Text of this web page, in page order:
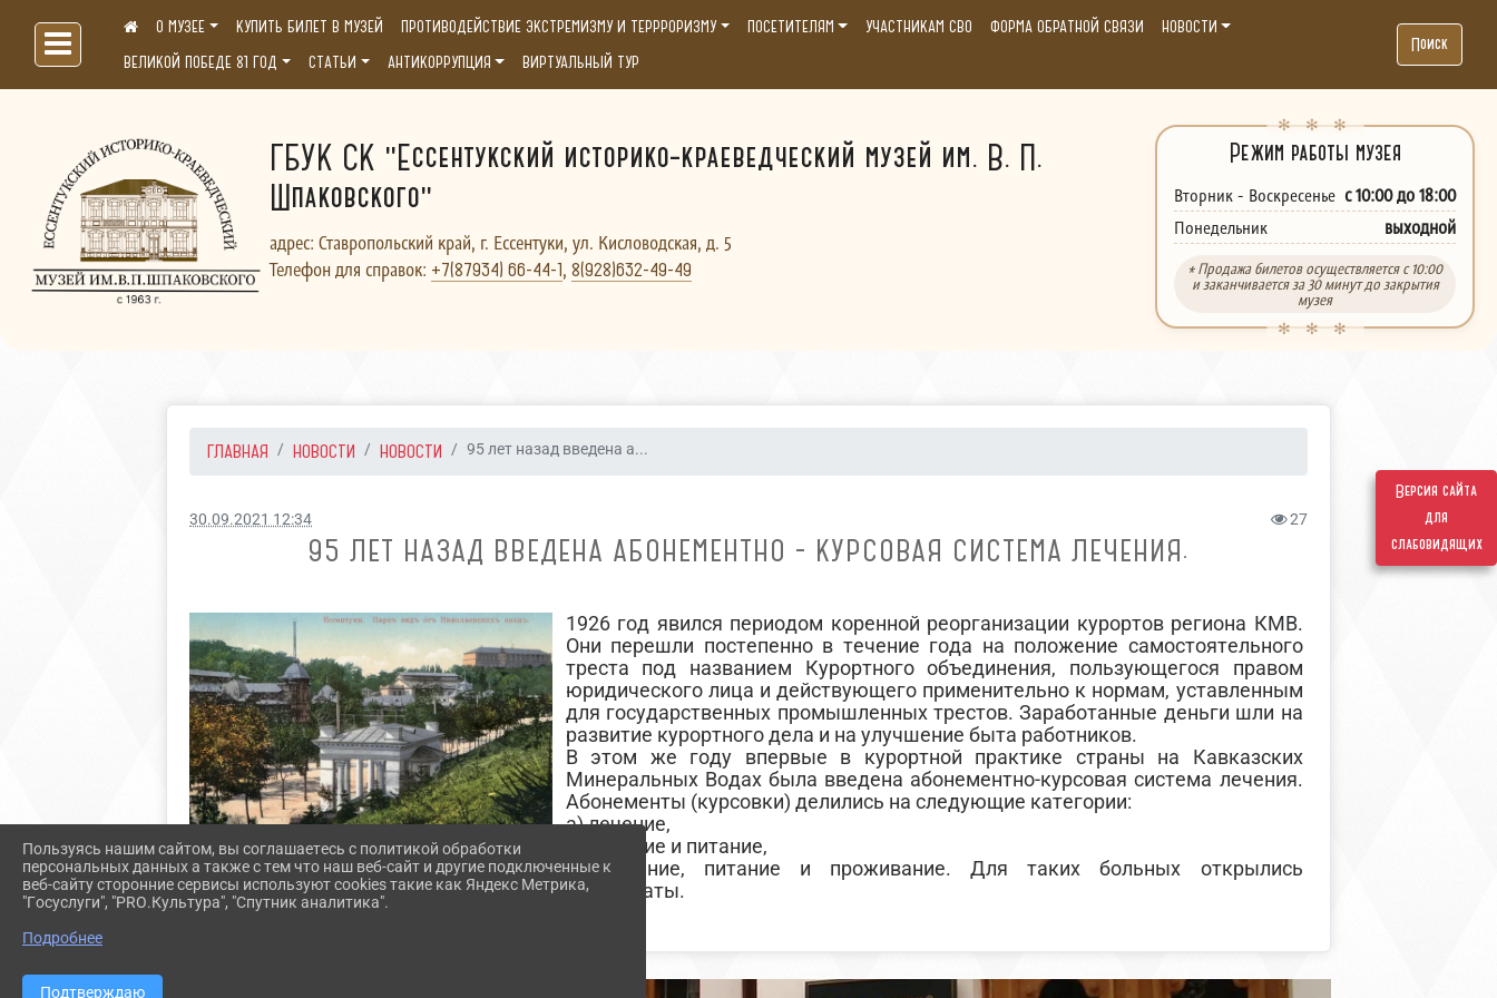
Версия сайта
для
слабовидящих
Больше, чем музей...О МУЗЕЕ КУПИТЬ БИЛЕТ В МУЗЕЙ ПРОТИВОДЕЙСТВИЕ ЭКСТРЕМИЗМУ И ТЕРРРОРИЗМУ ПОСЕТИТЕЛЯМ УЧАСТНИКАМ СВО ФОРМА ОБРАТНОЙ СВЯЗИ
НОВОСТИ
ВЕЛИКОЙ ПОБЕДЕ 81 ГОД
СТАТЬИ АНТИКОРРУПЦИЯ ВИРТУАЛЬНЫЙ ТУР
Поиск
ГБУК СК "Ессентукский историко-краеведческий музей им. В. П.
Шпаковского"
адрес: Ставропольский край, г. Ессентуки, ул. Кисловодская, д. 5
Телефон для справок: +7(87934) 66-44-1, 8(928)632-49-49
Режим работы музея
Вторник - Воскресенье с 10:00 до 18:00
Понедельник выходной
* Продажа билетов осуществляется с 10:00
и заканчивается за 30 минут до закрытия
музея
ГЛАВНАЯ НОВОСТИ НОВОСТИ 95 лет назад введена а...
30.09.2021 12:34 27
95 ЛЕТ НАЗАД ВВЕДЕНА АБОНЕМЕНТНО - КУРСОВАЯ СИСТЕМА ЛЕЧЕНИЯ.
1926 год явился периодом коренной реорганизации курортов региона КМВ.
Они перешли постепенно в течение года на положение самостоятельного
треста под названием Курортного объединения, пользующегося правом
юридического лица и действующего применительно к нормам, уставленным
для государственных промышленных трестов. Заработанные деньги шли на
развитие курортного дела и на улучшение быта работников.
В этом же году впервые в курортной практике страны на Кавказских
Минеральных Водах была введена абонементно-курсовая система лечения.
Абонементы (курсовки) делились на следующие категории:
а) лечение,
б) лечение и питание,
в) лечение, питание и проживание. Для таких больных открылись
пансионаты.
Пользуясь нашим сайтом, вы соглашаетесь с политикой обработки
персональных данных а также с тем что наш веб-сайт и другие подключенные к
веб-сайту сторонние сервисы используют cookies такие как Яндекс Метрика,
"Госуслуги", "PRO.Культура", "Спутник аналитика".
Подробнее
Подтверждаю